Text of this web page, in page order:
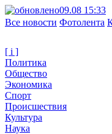
09.08 15:33
Все новости Фотолента
[ i ]
Политика
Общество
Экономика
Спорт
Происшествия
Культура
Наука